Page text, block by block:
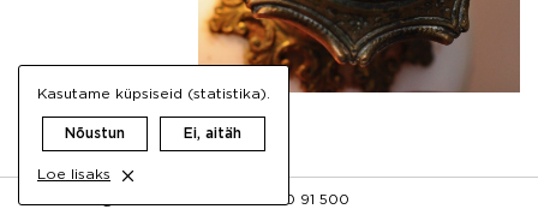
FB +372 50 91 500
Kasutame küpsiseid (statistika).
Nõustun Ei, aitäh
Loe lisaks